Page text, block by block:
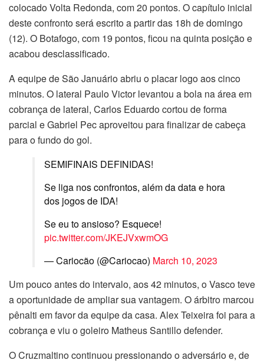
colocado Volta Redonda, com 20 pontos. O capítulo inicial
deste confronto será escrito a partir das 18h de domingo
(12). O Botafogo, com 19 pontos, ficou na quinta posição e
acabou desclassificado.
A equipe de São Januário abriu o placar logo aos cinco
minutos. O lateral Paulo Victor levantou a bola na área em
cobrança de lateral, Carlos Eduardo cortou de forma
parcial e Gabriel Pec aproveitou para finalizar de cabeça
para o fundo do gol.
SEMIFINAIS DEFINIDAS!
Se liga nos confrontos, além da data e hora
dos jogos de IDA!
Se eu to ansioso? Esquece!
pic.twitter.com/JKEJVxwmOG
— Cariocão (@Cariocao) March 10, 2023
Um pouco antes do intervalo, aos 42 minutos, o Vasco teve
a oportunidade de ampliar sua vantagem. O árbitro marcou
pênalti em favor da equipe da casa. Alex Teixeira foi para a
cobrança e viu o goleiro Matheus Santillo defender.
O Cruzmaltino continuou pressionando o adversário e, de